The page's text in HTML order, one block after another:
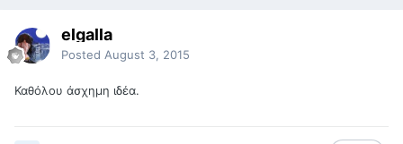
elgalla
Posted August 3, 2015
Καθόλου άσχημη ιδέα.